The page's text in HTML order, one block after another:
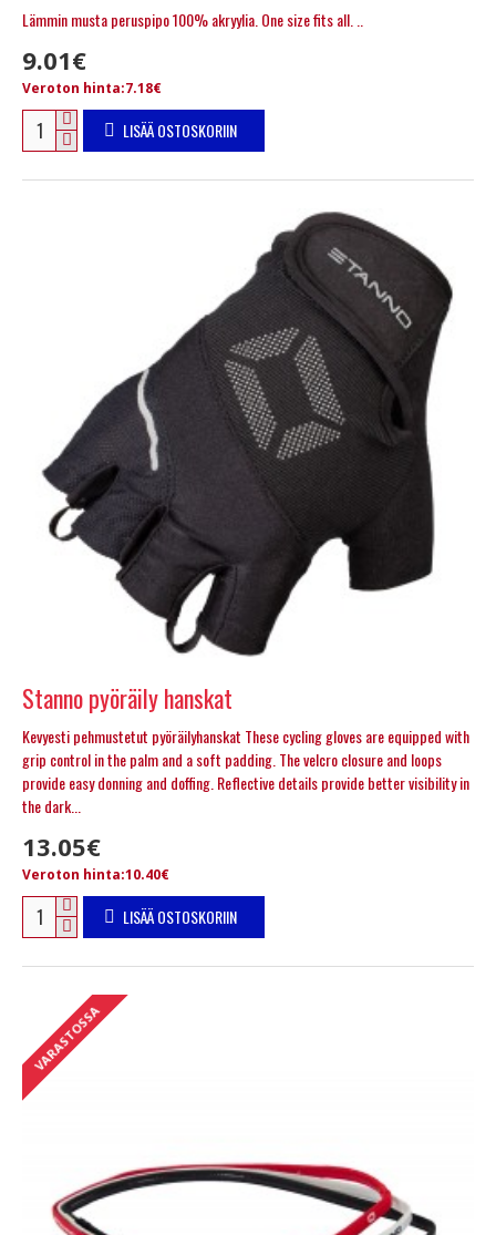
Lämmin musta peruspipo 100% akryylia. One size fits all. ..
9.01€
Veroton hinta:7.18€
LISÄÄ OSTOSKORIIN
Stanno pyöräily hanskat
Kevyesti pehmustetut pyöräilyhanskat These cycling gloves are equipped with
grip control in the palm and a soft padding. The velcro closure and loops
provide easy donning and doffing. Reflective details provide better visibility in
the dark...
13.05€
Veroton hinta:10.40€
LISÄÄ OSTOSKORIIN
VARASTOSSA